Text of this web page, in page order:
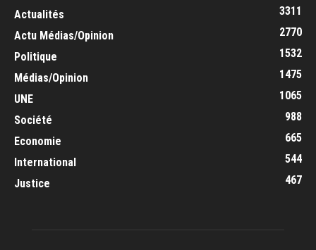
Actualités
3311
Actu Médias/Opinion
2770
Politique
1532
Médias/Opinion
1475
UNE
1065
Société
988
Economie
665
International
544
Justice
467